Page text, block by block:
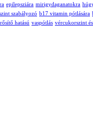
epilepsziára mirigydaganatokra
szabályozó b17 vitamin pótlására
hatású vaspótlás vércukorszint